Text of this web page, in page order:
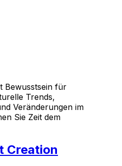
Bewusstsein für
Trends,
Veränderungen im
Sie Zeit dem
Creation